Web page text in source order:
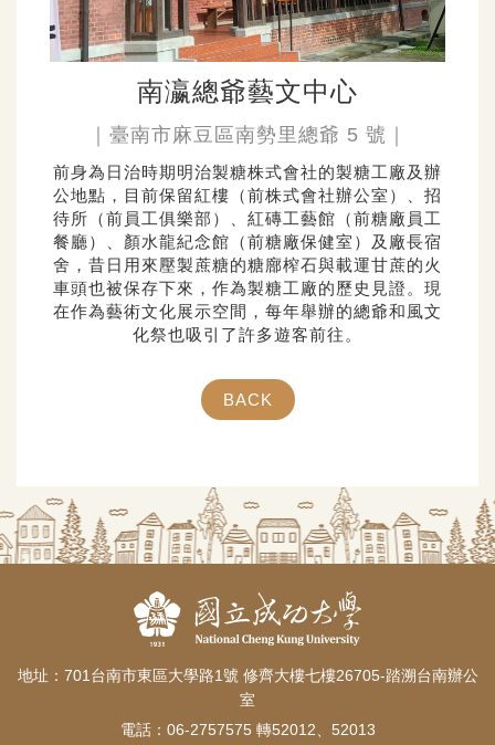
南瀛總爺藝文中心
｜臺南市麻豆區南勢里總爺 5 號｜
前身為日治時期明治製糖株式會社的製糖工廠及辦
公地點，目前保留紅樓（前株式會社辦公室）、招
待所（前員工俱樂部）、紅磚工藝館（前糖廠員工
餐廳）、顏水龍紀念館（前糖廠保健室）及廠長宿
舍，昔日用來壓製蔗糖的糖廍榨石與載運甘蔗的火
車頭也被保存下來，作為製糖工廠的歷史見證。現
在作為藝術文化展示空間，每年舉辦的總爺和風文
化祭也吸引了許多遊客前往。
BACK
地址：701台南市東區大學路1號 修齊大樓七樓26705-踏溯台南辦公
室
電話：06-2757575 轉52012、52013